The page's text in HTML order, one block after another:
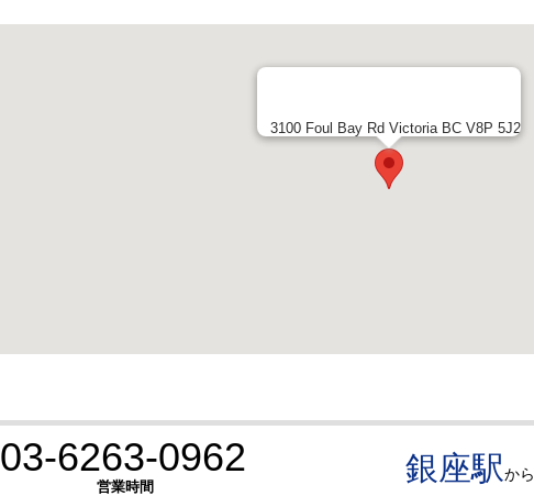
3100 Foul Bay Rd Victoria BC V8P 5J2
03-6263-0962
営業時間
銀座駅から